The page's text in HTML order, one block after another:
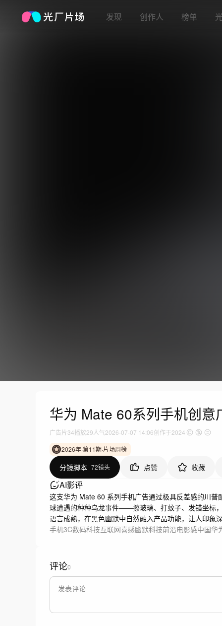
发现 创作人 榜单
华为 Mate 60系列手机创意
广告片34播放29人气2026-07-07 14:06创作于2024
2026年·第11期·片场周榜
分镜脚本 72镜头 点赞 收藏
AI影评
这支华为 Mate 60 系列手机广告通过极具反差感的川
球遭遇的种种乌龙事件——擦玻璃、打蚊子、发错坐标
语言成熟，在黑色幽默中自然融入产品功能，让人印象
手机3C数码科技互联网喜感幽默科技前沿电影感中国华
评论0